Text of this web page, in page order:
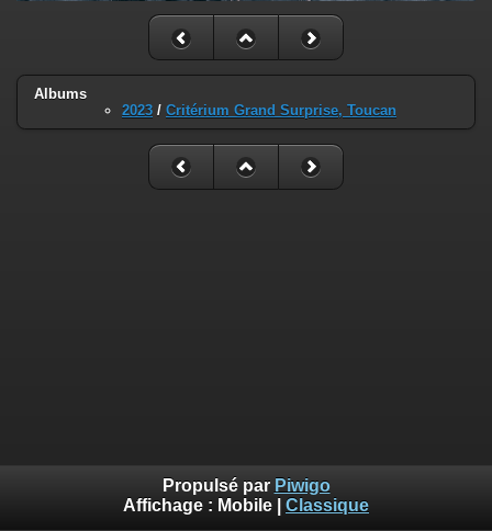
Albums
2023 / Critérium Grand Surprise, Toucan
Propulsé par Piwigo
Affichage : Mobile Classique